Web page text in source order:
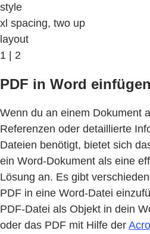
style
xl spacing, two up
layout
1 | 2
PDF in Word
Wenn du an einem Dokument
Referenzen oder detaillierte
Dateien benötigt, bietet sich
ein Word-Dokument als eine
Lösung an. Es gibt
PDF in eine Word-Datei
PDF-Datei als Objekt in dein
oder das PDF mit Hilfe der